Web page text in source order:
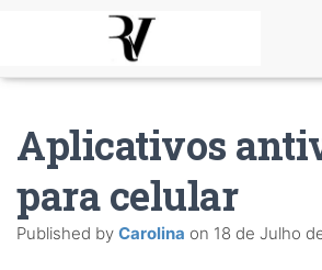
Aplicativos
para celular
Published by Carolina on 18 de Julho